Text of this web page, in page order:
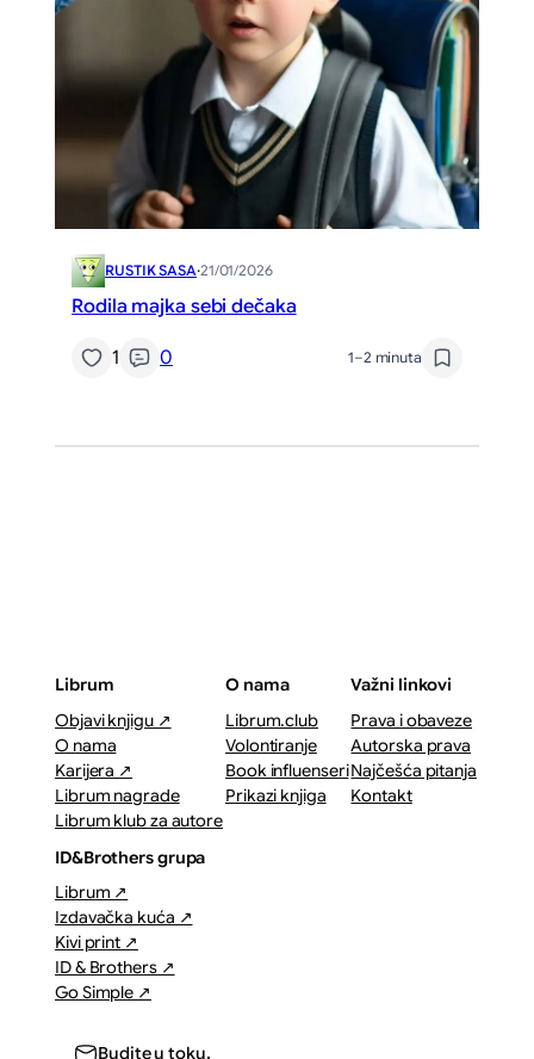
RUSTIK SASA·21/01/2026
Rodila majka sebi dečaka
1 0 1–2 minuta
Librum
Objavi knjigu ↗
O nama
Karijera ↗
Librum nagrade
Librum klub za autore
O nama
Librum.club
Volontiranje
Book influenseri
Prikazi knjiga
Važni linkovi
Prava i obaveze
Autorska prava
Najčešća pitanja
Kontakt
ID&Brothers grupa
Librum ↗
Izdavačka kuća ↗
Kivi print ↗
ID & Brothers ↗
Go Simple ↗
Budite u toku.